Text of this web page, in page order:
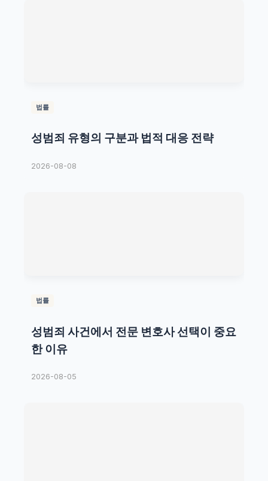
법률
성범죄 유형의 구분과 법적 대응 전략
2026-08-08
법률
성범죄 사건에서 전문 변호사 선택이 중요
한 이유
2026-08-05